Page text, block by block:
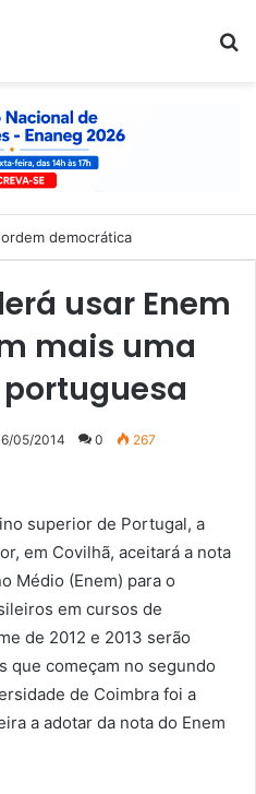
democrática
usar Enem
mais uma
05/2014 0 267
superior de Portugal, a
em Covilhã, aceitará a nota
Médio (Enem) para o
em cursos de
de 2012 e 2013 serão
que começam no segundo
de Coimbra foi a
a adotar da nota do Enem